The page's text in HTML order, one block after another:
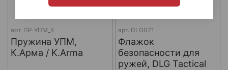
арт. ПР-УПМ_К
Пружина УПМ,
К.Арма / K.Arma
арт. DLG071
Флажок
безопасности для
ружей, DLG Tactical